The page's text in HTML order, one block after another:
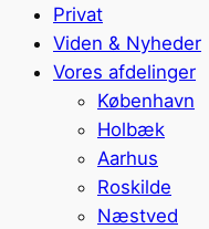
Privat
Viden & Nyheder
Vores afdelinger
København
Holbæk
Aarhus
Roskilde
Næstved